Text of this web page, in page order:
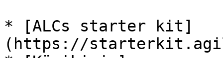
* [ALCs starter kit]
(https://